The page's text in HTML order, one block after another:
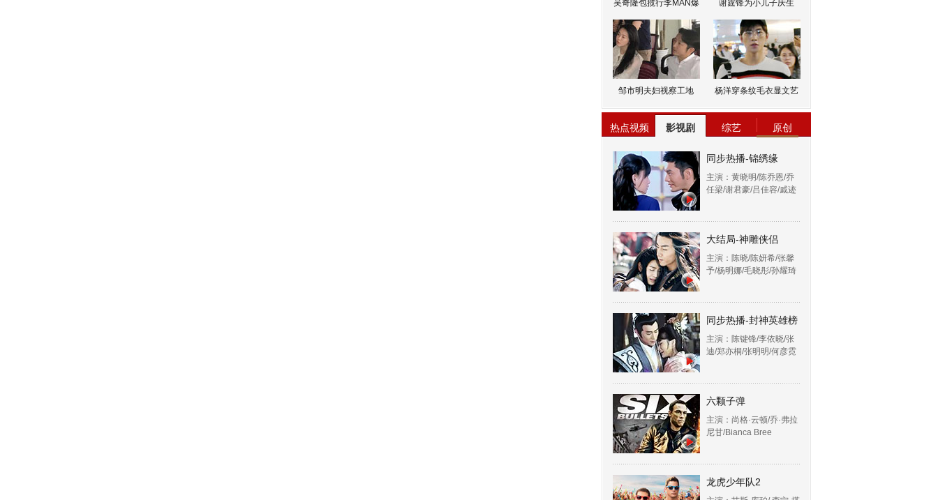
吴奇隆包揽行李MAN爆 谢霆锋为小儿子庆生
邹市明夫妇视察工地 杨洋穿条纹毛衣显文艺
热点视频 影视剧 综艺 原创
同步热播-锦绣缘
主演：黄晓明/陈乔恩/乔
任梁/谢君豪/吕佳容/戚迹
大结局-神雕侠侣
主演：陈晓/陈妍希/张馨
予/杨明娜/毛晓彤/孙耀琦
同步热播-封神英雄榜
主演：陈键锋/李依晓/张
迪/郑亦桐/张明明/何彦霓
六颗子弹
主演：尚格·云顿/乔·弗拉
尼甘/Bianca Bree
龙虎少年队2